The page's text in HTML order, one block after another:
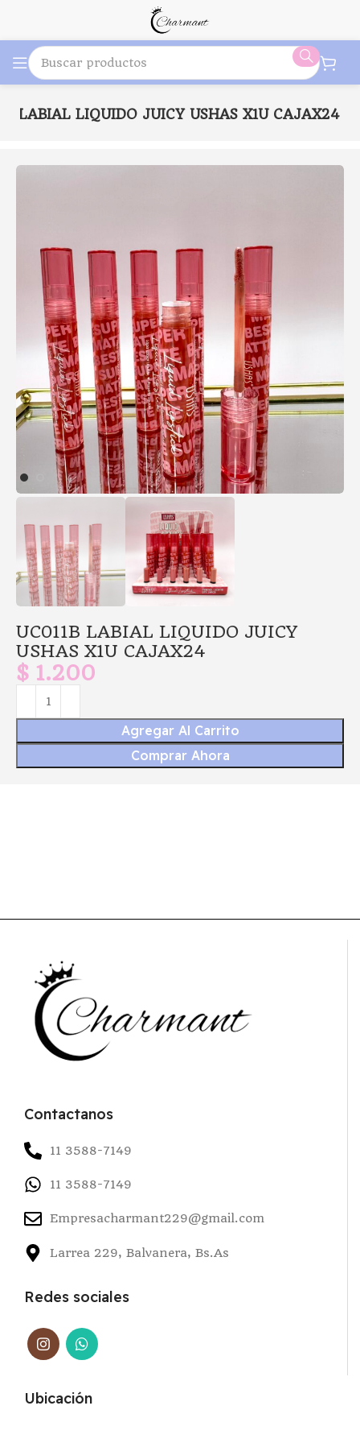
LABIAL LIQUIDO JUICY USHAS X1U CAJAX24
UC011B LABIAL LIQUIDO JUICY
USHAS X1U CAJAX24
$ 1.200
Agregar Al Carrito
Comprar Ahora
Contactanos
11 3588-7149
11 3588-7149
Empresacharmant229@gmail.com
Larrea 229, Balvanera, Bs.As
Redes sociales
Ubicación